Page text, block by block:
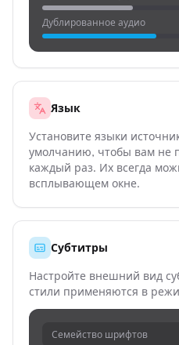
Дублированное аудио
Язык
Установите языки
умолчанию, чтобы вам не
каждый раз. Их всегда
всплывающем окне.
Субтитры
Настройте внешний вид
стили применяются в
Семейство шрифтов